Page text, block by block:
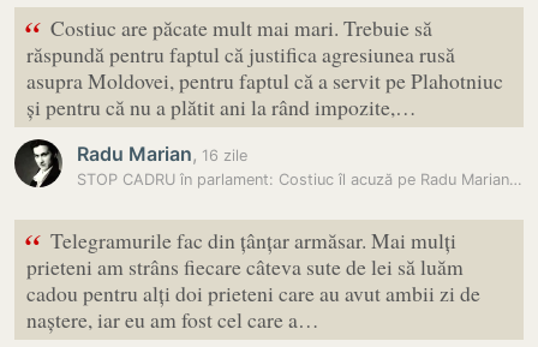
“ Costiuc are păcate mult mai mari. Trebuie să
răspundă pentru faptul că justifica agresiunea rusă
asupra Moldovei, pentru faptul că a servit pe Plahotniuc
și pentru că nu a plătit ani la rând impozite,…
Radu Marian, 16 zile
STOP CADRU în parlament: Costiuc îl acuză pe Radu Marian că și-ar fi…
“ Telegramurile fac din țânțar armăsar. Mai mulți
prieteni am strâns fiecare câteva sute de lei să luăm
cadou pentru alți doi prieteni care au avut ambii zi de
naștere, iar eu am fost cel care a…